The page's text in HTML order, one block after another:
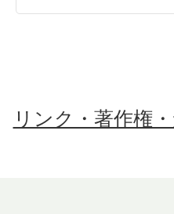
リンク・著作権